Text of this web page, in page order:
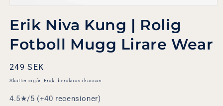
1
i
modalfönster
Erik Niva Kung | Rolig
Fotboll Mugg Lirare Wear
Ordinarie
pris
249 SEK
Skatter ingår. Frakt beräknas i kassan.
4.5★/5 (+40 recensioner)